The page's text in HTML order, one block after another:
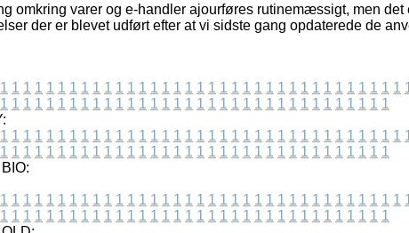
omkring varer og e-handler ajourføres rutinemæssigt, men
der er blevet udført efter at vi sidste gang opdaterede de
1 1 1 1 1 1 1 1 1 1 1 1 1 1 1 1 1 1 1 1 1 1 1 1 1 1 1 1 1 1 1 1 1 1 1
1 1 1 1 1 1 1 1 1 1 1 1 1 1 1 1 1 1 1 1 1 1 1 1 1 1 1 1 1 1 1 1 1 1
1 1 1 1 1 1 1 1 1 1 1 1 1 1 1 1 1 1 1 1 1 1 1 1 1 1 1 1 1 1 1 1 1 1 1
1 1 1 1 1 1 1 1 1 1 1 1 1 1 1 1 1 1 1 1 1 1 1 1 1 1 1 1 1 1 1 1 1 1
1 1 1 1 1 1 1 1 1 1 1 1 1 1 1 1 1 1 1 1 1 1 1 1 1 1 1 1 1 1 1 1 1 1 1
1 1 1 1 1 1 1 1 1 1 1 1 1 1 1 1 1 1 1 1 1 1 1 1 1 1 1 1 1 1 1 1 1 1